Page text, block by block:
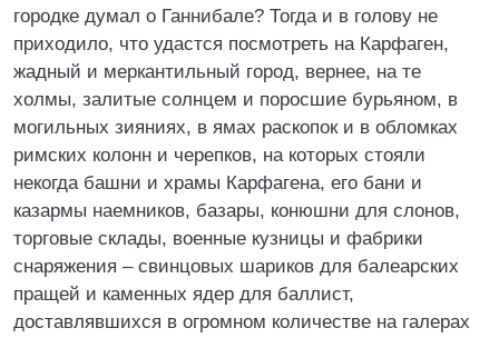
городке думал о Ганнибале? Тогда и в голову не
приходило, что удастся посмотреть на Карфаген,
жадный и меркантильный город, вернее, на те
холмы, залитые солнцем и поросшие бурьяном, в
могильных зияниях, в ямах раскопок и в обломках
римских колонн и черепков, на которых стояли
некогда башни и храмы Карфагена, его бани и
казармы наемников, базары, конюшни для слонов,
торговые склады, военные кузницы и фабрики
снаряжения – свинцовых шариков для балеарских
пращей и каменных ядер для баллист,
доставлявшихся в огромном количестве на галерах